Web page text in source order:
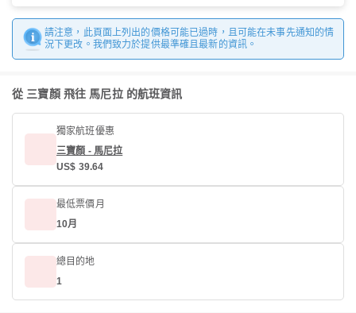
請注意，此頁面上列出的價格可能已過時，且可能在未事先通知的情
況下更改。我們致力於提供最準確且最新的資訊。
從 三寶顏 飛往 馬尼拉 的航班資訊
獨家航班優惠
三寶顏 - 馬尼拉
US$ 39.64
最低票價月
10月
總目的地
1